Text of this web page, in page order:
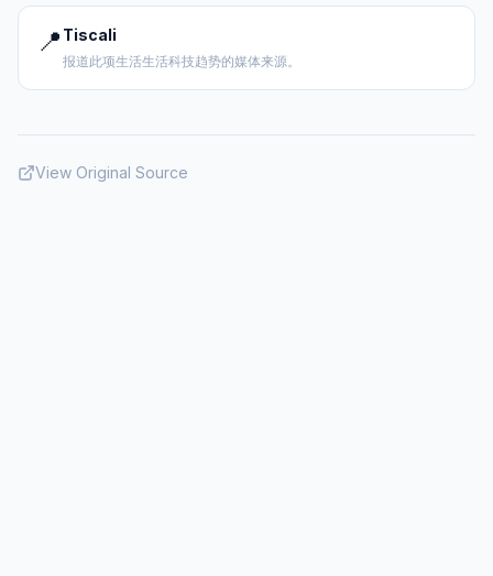
📍 Tiscali
报道此项生活生活科技趋势的媒体来源。
View Original Source